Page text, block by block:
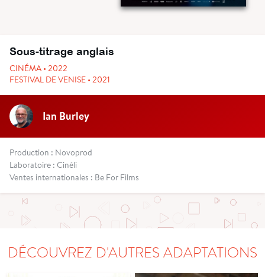
Sous-titrage anglais
CINÉMA • 2022
FESTIVAL DE VENISE • 2021
Ian Burley
Production : Novoprod
Laboratoire : Cinéli
Ventes internationales : Be For Films
DÉCOUVREZ D'AUTRES ADAPTATIONS